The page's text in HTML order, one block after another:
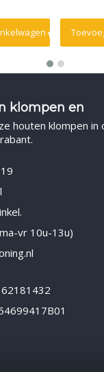
klompen en
houten klompen in
vr 10u-13u)
62181432